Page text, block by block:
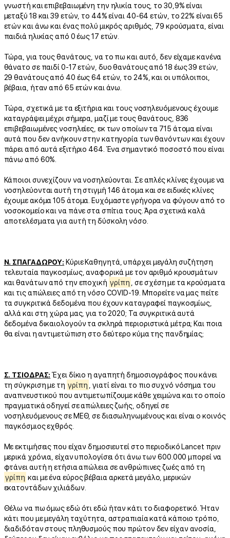
γνωστή και επιβεβαιωμένη την ηλικία τους, το 30,9% είναι
μεταξύ 18 και 39 ετών, το 44% είναι 40-64 ετών, το 22% είναι 65
ετών και άνω και ένας πολύ μικρός αριθμός, 79 κρούσματα, είναι
παιδιά ηλικίας από 0 έως 17 ετών.
Τώρα, για τους θανάτους, να το πω και αυτό, δεν είχαμε κανένα
θάνατο σε παιδί 0-17 ετών, δυο θανάτους από 18 έως 39 ετών,
29 θανάτους από 40 έως 64 ετών, το 24%, και οι υπόλοιποι,
βέβαια, ήταν από 65 ετών και άνω.
Τώρα, σχετικά με τα εξιτήρια και τους νοσηλευόμενους έχουμε
καταγράψει μέχρι σήμερα, μαζί με τους θανάτους, 836
επιβεβαιωμένες νοσηλείες, εκ των οποίων τα 715 άτομα είναι
αυτά που δεν ανήκουν στην κατηγορία των θανόντων και έχουν
πάρει από αυτά εξιτήριο 464. Ένα σημαντικό ποσοστό που είναι
πάνω από 60%.
Κάποιοι συνεχίζουν να νοσηλεύονται. Σε απλές κλίνες έχουμε να
νοσηλεύονται αυτή τη στιγμή 146 άτομα και σε ειδικές κλίνες
έχουμε ακόμα 105 άτομα. Ευχόμαστε γρήγορα να φύγουν από το
νοσοκομείο και να πάνε στα σπίτια τους. Άρα σχετικά καλά
αποτελέσματα για αυτή τη δύσκολη νόσο.
Ν. ΣΠΑΓΑΔΩΡΟΥ: Κύριε Καθηγητά, υπάρχει μεγάλη συζήτηση
τελευταία παγκοσμίως, αναφορικά με τον αριθμό κρουσμάτων
και θανάτων από την εποχική γρίπη
, σε σχέση με τα κρούσματα
και τις απώλειες από τη νόσο COVID-19. Μπορείτε να μας πείτε
τα συγκριτικά δεδομένα που έχουν καταγραφεί παγκοσμίως,
αλλά και στη χώρα μας, για το 2020; Τα συγκριτικά αυτά
δεδομένα δικαιολογούν τα σκληρά περιοριστικά μέτρα; Και ποια
θα είναι η αντιμετώπιση στο δεύτερο κύμα της πανδημίας;
Σ. ΤΣΙΟΔΡΑΣ: Έχει δίκιο η αγαπητή δημοσιογράφος που κάνει
τη σύγκριση με τη γρίπη
, γιατί είναι το πιο συχνό νόσημα του
αναπνευστικού που αντιμετωπίζουμε κάθε χειμώνα και το οποίο
πραγματικά οδηγεί σε απώλειες ζωής, οδηγεί σε
νοσηλευόμενους σε ΜΕΘ, σε διασωληνωμένους και είναι ο κοινός
παγκόσμιος εχθρός.
Με εκτιμήσεις που είχαν δημοσιευτεί στο περιοδικό Lancet πριν
μερικά χρόνια, είχαν υπολογίσει ότι άνω των 600.000 μπορεί να
φτάνει αυτή η ετήσια απώλεια σε ανθρώπινες ζωές από τη
γρίπη και με ένα εύρος βέβαια αρκετά μεγάλο, μερικών
εκατοντάδων χιλιάδων.
Θέλω να πω όμως εδώ ότι εδώ ήταν κάτι το διαφορετικό. Ήταν
κάτι που με μεγάλη ταχύτητα, αστραπιαία κατά κάποιο τρόπο,
διαδιδόταν στους πληθυσμούς που πρώτον δεν είχαν ανοσία,